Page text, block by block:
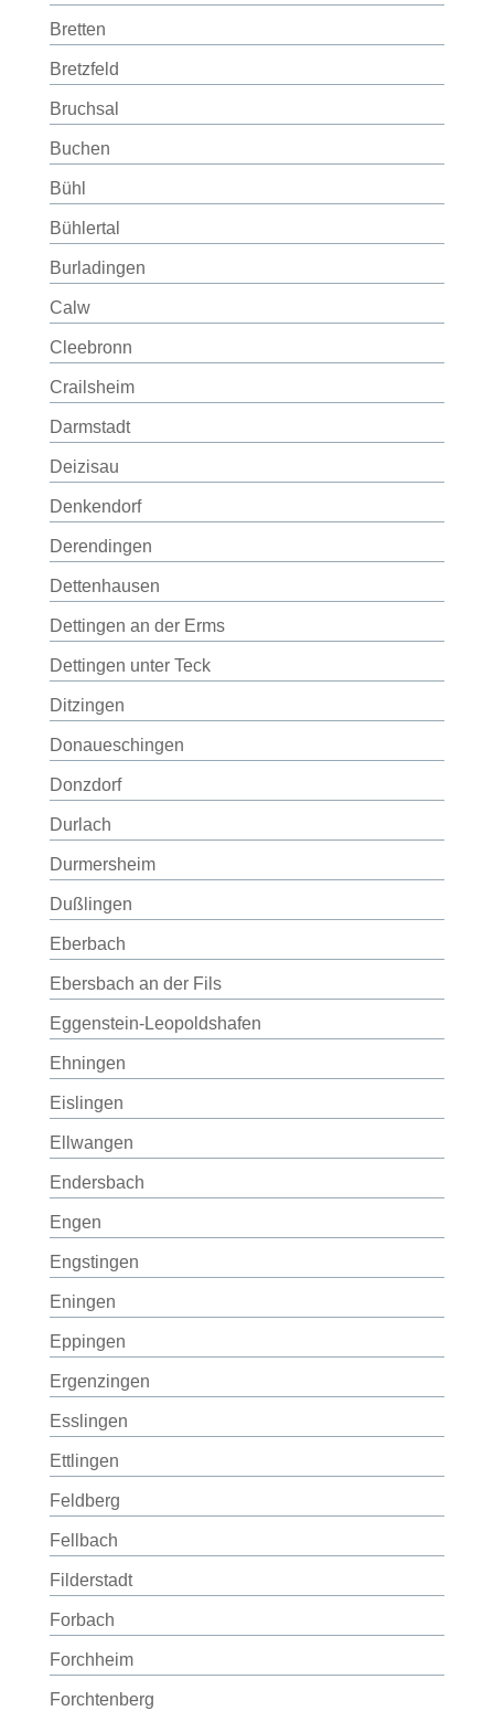
Bretten
Bretzfeld
Bruchsal
Buchen
Bühl
Bühlertal
Burladingen
Calw
Cleebronn
Crailsheim
Darmstadt
Deizisau
Denkendorf
Derendingen
Dettenhausen
Dettingen an der Erms
Dettingen unter Teck
Ditzingen
Donaueschingen
Donzdorf
Durlach
Durmersheim
Dußlingen
Eberbach
Ebersbach an der Fils
Eggenstein-Leopoldshafen
Ehningen
Eislingen
Ellwangen
Endersbach
Engen
Engstingen
Eningen
Eppingen
Ergenzingen
Esslingen
Ettlingen
Feldberg
Fellbach
Filderstadt
Forbach
Forchheim
Forchtenberg